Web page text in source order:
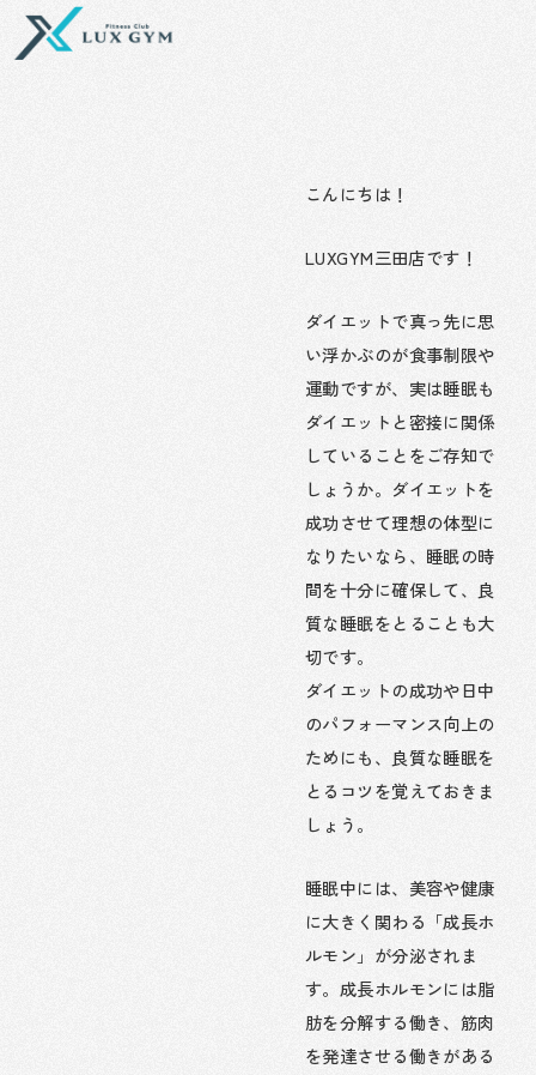
を
こんにちは！
LUXGYM三田店です！
ダイエットで真っ先に思
い浮かぶのが食事制限や
運動ですが、実は睡眠も
ダイエットと密接に関係
していることをご存知で
しょうか。ダイエットを
成功させて理想の体型に
なりたいなら、睡眠の時
間を十分に確保して、良
質な睡眠をとることも大
切です。
ダイエットの成功や日中
のパフォーマンス向上の
ためにも、良質な睡眠を
とるコツを覚えておきま
しょう。
睡眠中には、美容や健康
に大きく関わる「成長ホ
ルモン」が分泌されま
す。成長ホルモンには脂
肪を分解する働き、筋肉
を発達させる働きがある